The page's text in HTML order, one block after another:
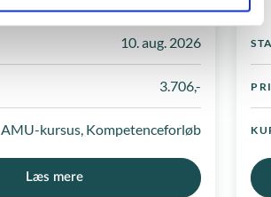
10. aug. 2026
3.706,-
AMU-kursus, Kompetenceforløb
Læs mere